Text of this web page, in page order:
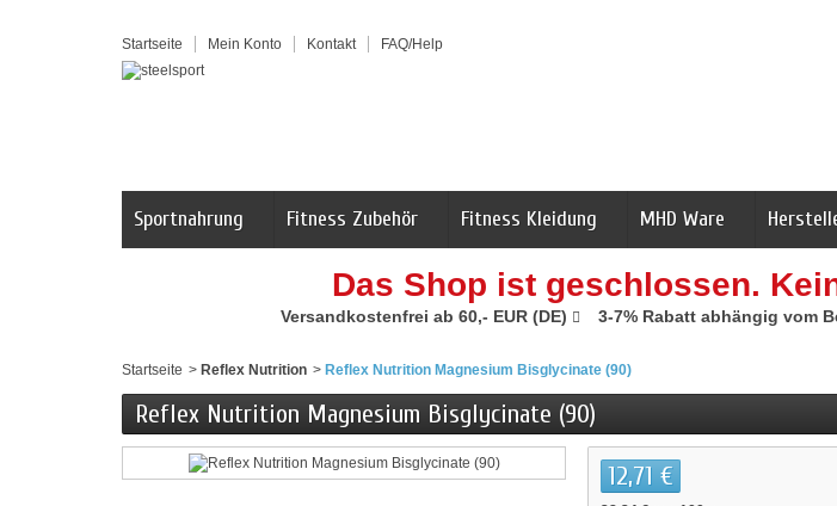
Startseite Mein Konto Kontakt FAQ/Help
Sportnahrung Fitness Zubehör Fitness Kleidung MHD Ware
Das Shop ist geschlossen.
Versandkostenfrei ab 60,- EUR (DE) 3-7% Rabatt abhängig vom
Startseite > Reflex Nutrition > Reflex Nutrition Magnesium Bisglycinate (90)
Reflex Nutrition Magnesium Bisglycinate (90)
12,71 €